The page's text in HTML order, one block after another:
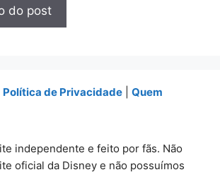
Política de Privacidade
Quem
independente e feito por fãs. Não
oficial da Disney e não possuímos